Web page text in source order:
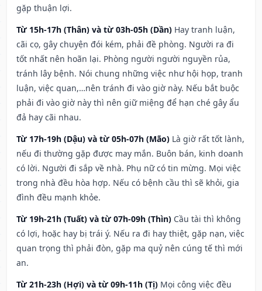
gặp thuận lợi.
Từ 15h-17h (Thân) và từ 03h-05h (Dần) Hay tranh luận,
cãi cọ, gây chuyện đói kém, phải đề phòng. Người ra đi
tốt nhất nên hoãn lại. Phòng người người nguyền rủa,
tránh lây bệnh. Nói chung những việc như hội họp, tranh
luận, việc quan,…nên tránh đi vào giờ này. Nếu bắt buộc
phải đi vào giờ này thì nên giữ miệng để hạn ché gây ẩu
đả hay cãi nhau.
Từ 17h-19h (Dậu) và từ 05h-07h (Mão) Là giờ rất tốt lành,
nếu đi thường gặp được may mắn. Buôn bán, kinh doanh
có lời. Người đi sắp về nhà. Phụ nữ có tin mừng. Mọi việc
trong nhà đều hòa hợp. Nếu có bệnh cầu thì sẽ khỏi, gia
đình đều mạnh khỏe.
Từ 19h-21h (Tuất) và từ 07h-09h (Thìn) Cầu tài thì không
có lợi, hoặc hay bị trái ý. Nếu ra đi hay thiệt, gặp nạn, việc
quan trọng thì phải đòn, gặp ma quỷ nên cúng tế thì mới
an.
Từ 21h-23h (Hợi) và từ 09h-11h (Tị) Mọi công việc đều